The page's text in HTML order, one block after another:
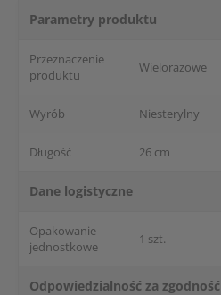
Parametry produktu
Przeznaczenie
produktu
Wielorazowe
Wyrób Niesterylny
Długość 26 cm
Dane logistyczne
Opakowanie
jednostkowe
1 szt.
Odpowiedzialność za zgodność